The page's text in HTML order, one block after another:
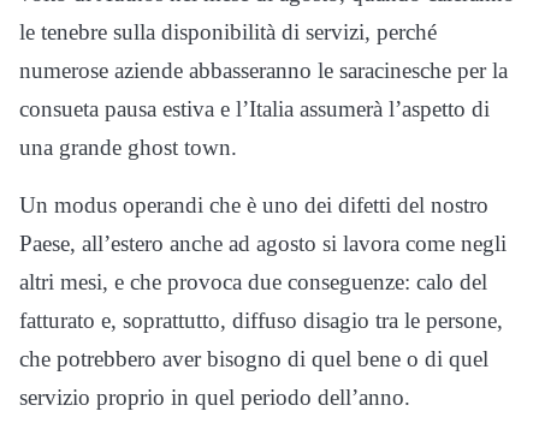
le tenebre sulla disponibilità di servizi, perché
numerose aziende abbasseranno le saracinesche per la
consueta pausa estiva e l’Italia assumerà l’aspetto di
una grande ghost town.
Un modus operandi che è uno dei difetti del nostro
Paese, all’estero anche ad agosto si lavora come negli
altri mesi, e che provoca due conseguenze: calo del
fatturato e, soprattutto, diffuso disagio tra le persone,
che potrebbero aver bisogno di quel bene o di quel
servizio proprio in quel periodo dell’anno.